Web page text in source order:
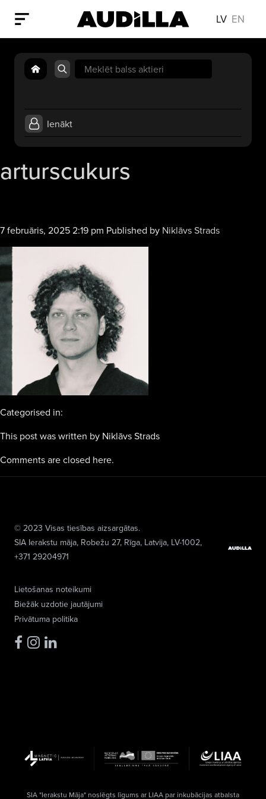
LV EN
Search
for:
Ienākt
arturscukurs
7 februāris, 2025 2:19 pm Published by Niklāvs Strads
Categorised in:
This post was written by Niklāvs Strads
Comments are closed here.
Lietošanas noteikumi
Biežāk uzdotie jautājumi
Privātuma politika
© 2023 Visas tiesības aizsargātas.
SIA Ierakstu māja, Robežu 27, Rīga, Latvija, LV-1002,
+371 29204971
SIA "Ierakstu Māja" noslēgts līgums ar LIAA par inkubācijas atbalsta